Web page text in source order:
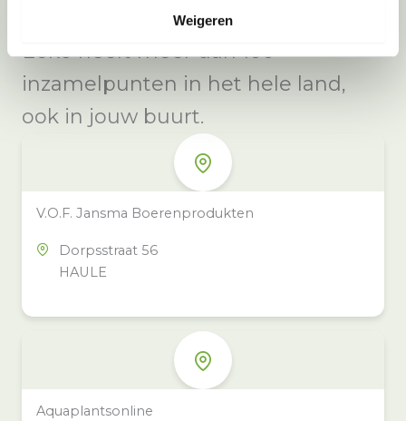
Weigeren
Meer inzamelpunten in de buurt
Eeko heeft meer dan 100
inzamelpunten in het hele land,
ook in jouw buurt.
V.O.F. Jansma Boerenprodukten
Dorpsstraat 56
HAULE
Aquaplantsonline